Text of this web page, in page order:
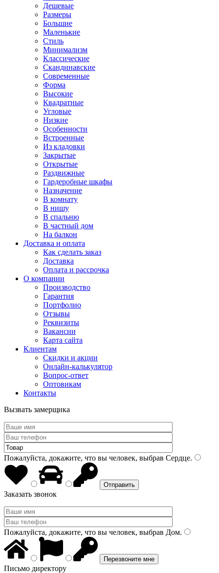
Дешевые
Размеры
Большие
Маленькие
Стиль
Минимализм
Классические
Скандинавские
Современные
Форма
Высокие
Квадратные
Угловые
Низкие
Особенности
Встроенные
Из кладовки
Закрытые
Открытые
Раздвижные
Гардеробные шкафы
Назначение
В комнату
В нишу
В спальню
В частный дом
На балкон
Доставка и оплата
Как сделать заказ
Доставка
Оплата и рассрочка
О компании
Производство
Гарантия
Портфолио
Отзывы
Реквизиты
Вакансии
Карта сайта
Клиентам
Скидки и акции
Онлайн-калькулятор
Вопрос-ответ
Оптовикам
Контакты
Вызвать замерщика
Пожалуйста, докажите, что вы человек, выбрав Сердце.
Заказать звонок
Пожалуйста, докажите, что вы человек, выбрав Дом.
Письмо директору